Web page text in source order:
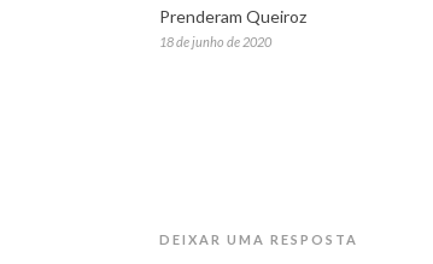
Prenderam Queiroz
18 de junho de 2020
DEIXAR UMA RESPOSTA